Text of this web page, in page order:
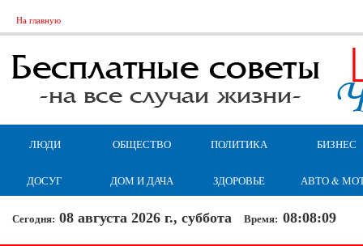
На главную
ЛЮДИ ОБЩЕСТВО ПОЛИТИКА БИЗНЕС
ДОСУГ ДОМ И ДАЧА ЗДОРОВЬЕ АВТО &
Сегодня: 08 августа 2026 г., суббота Время: 08:08:10